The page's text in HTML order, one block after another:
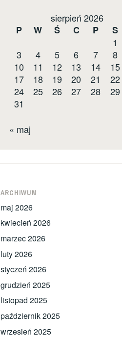
sierpień 2026
P
W Ś C P S
1
3
4 5 6 7 8
10
11 12 13 14 15
17
18 19 20 21 22
24
25 26 27 28 29
31
« maj
ARCHIWUM
maj 2026
kwiecień 2026
marzec 2026
luty 2026
styczeń 2026
grudzień 2025
listopad 2025
październik 2025
wrzesień 2025